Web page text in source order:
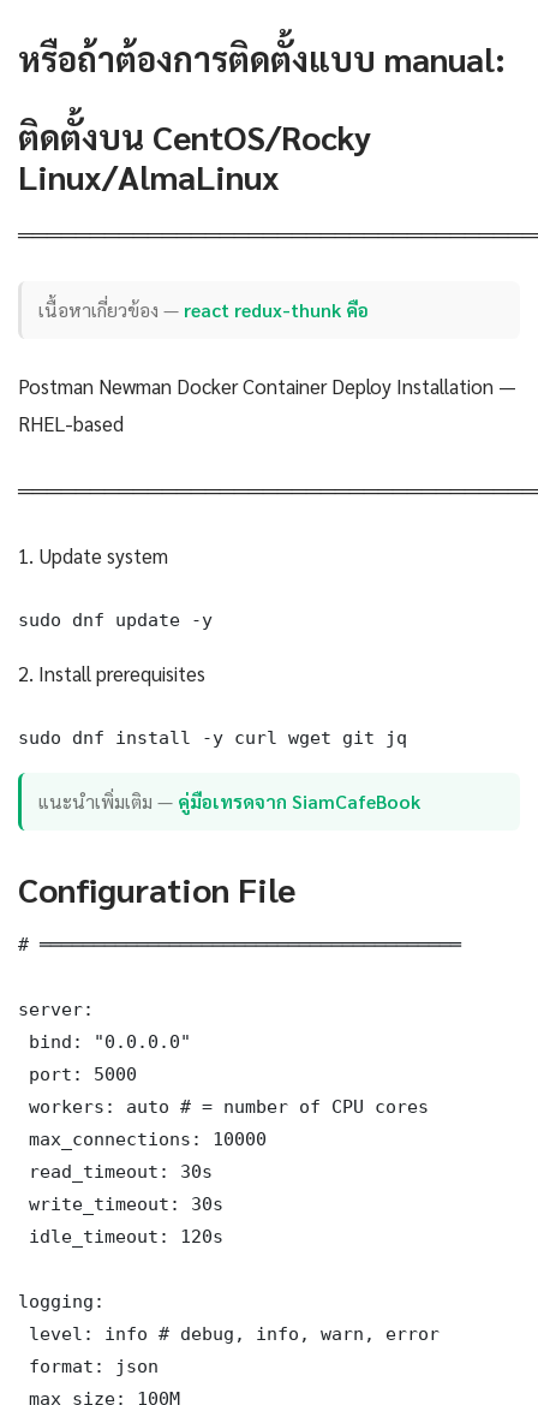
หรือถ้าต้องการติดตั้งแบบ manual:
ติดตั้งบน CentOS/Rocky
Linux/AlmaLinux
เนื้อหาเกี่ยวข้อง — react redux-thunk คือ
Postman Newman Docker Container Deploy Installation —
RHEL-based
1. Update system
sudo dnf update -y
2. Install prerequisites
sudo dnf install -y curl wget git jq
แนะนำเพิ่มเติม — คู่มือเทรดจาก SiamCafeBook
Configuration File
# ═══════════════════════════════════════
server:
bind: "0.0.0.0"
port: 5000
workers: auto # = number of CPU cores
max_connections: 10000
read_timeout: 30s
write_timeout: 30s
idle_timeout: 120s
logging:
level: info # debug, info, warn, error
format: json
max_size: 100M